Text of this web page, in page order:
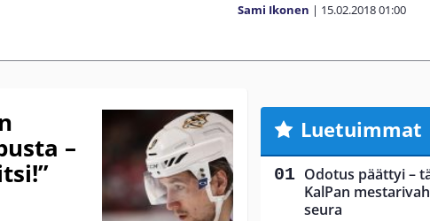
Sami Ikonen | 15.02.201801:00
–
Luetuimmat
Odotus päättyi –
KalPan
seura